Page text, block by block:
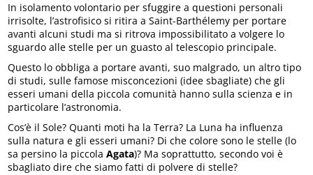
In isolamento volontario per sfuggire a questioni personali
irrisolte, l’astrofisico si ritira a Saint-Barthélemy per portare
avanti alcuni studi ma si ritrova impossibilitato a volgere lo
sguardo alle stelle per un guasto al telescopio principale.
Questo lo obbliga a portare avanti, suo malgrado, un altro tipo
di studi, sulle famose misconcezioni (idee sbagliate) che gli
esseri umani della piccola comunità hanno sulla scienza e in
particolare l’astronomia.
Cos’è il Sole? Quanti moti ha la Terra? La Luna ha influenza
sulla natura e gli esseri umani? Di che colore sono le stelle (lo
sa persino la piccolaAgata)? Ma soprattutto, secondo voi è
sbagliato dire che siamo fatti di polvere di stelle?